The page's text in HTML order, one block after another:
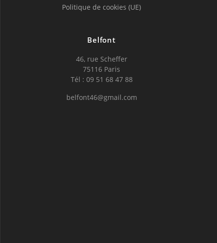
Politique de cookies (UE)
Belfont
46, rue Scheffer
75116 Paris
Tél : 09 51 68 47 88
belfont46@gmail.com